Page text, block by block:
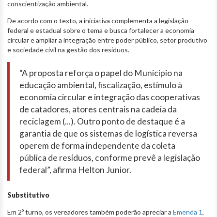
conscientização ambiental.
De acordo com o texto, a iniciativa complementa a legislação
federal e estadual sobre o tema e busca fortalecer a economia
circular e ampliar a integração entre poder público, setor produtivo
e sociedade civil na gestão dos resíduos.
“A proposta reforça o papel do Município na
educação ambiental, fiscalização, estímulo à
economia circular e integração das cooperativas
de catadores, atores centrais na cadeia da
reciclagem (...). Outro ponto de destaque é a
garantia de que os sistemas de logística reversa
operem de forma independente da coleta
pública de resíduos, conforme prevê a legislação
federal”, afirma Helton Junior.
Substitutivo
Em 2º turno, os vereadores também poderão apreciar a Emenda 1,